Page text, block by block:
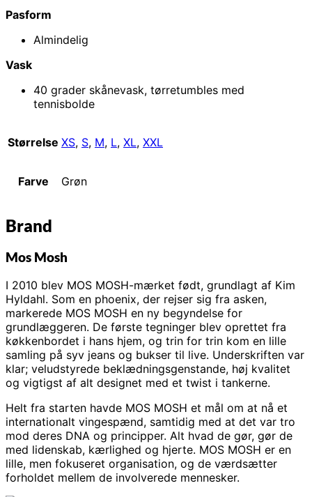
Pasform
Almindelig
Vask
40 grader skånevask, tørretumbles med
tennisbolde
Størrelse XS, S, M, L, XL, XXL
Farve Grøn
Brand
Mos Mosh
I 2010 blev MOS MOSH-mærket født, grundlagt af Kim
Hyldahl. Som en phoenix, der rejser sig fra asken,
markerede MOS MOSH en ny begyndelse for
grundlæggeren. De første tegninger blev oprettet fra
køkkenbordet i hans hjem, og trin for trin kom en lille
samling på syv jeans og bukser til live. Underskriften var
klar; veludstyrede beklædningsgenstande, høj kvalitet
og vigtigst af alt designet med et twist i tankerne.
Helt fra starten havde MOS MOSH et mål om at nå et
internationalt vingespænd, samtidig med at det var tro
mod deres DNA og principper. Alt hvad de gør, gør de
med lidenskab, kærlighed og hjerte. MOS MOSH er en
lille, men fokuseret organisation, og de værdsætter
forholdet mellem de involverede mennesker.